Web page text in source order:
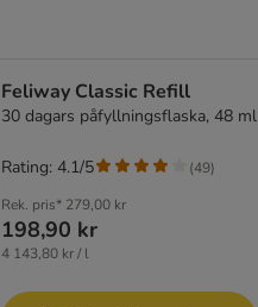
Feliway Classic Refill
30 dagars påfyllningsflaska, 48 ml
Rek. pris* 279,00 kr
198,90 kr
4 143,80 kr / l
Rating: 4.1/5 (49)